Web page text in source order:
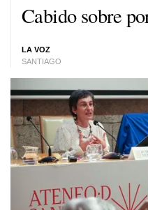
Cabido sobre
LA VOZ
SANTIAGO